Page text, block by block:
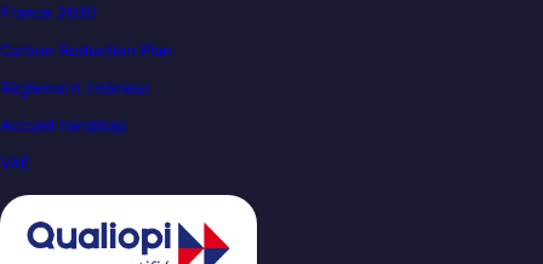
France 2030
Carbon Reduction Plan
Règlement intérieur
Accueil handicap
VAE